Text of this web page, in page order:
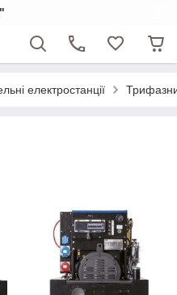
електростанції